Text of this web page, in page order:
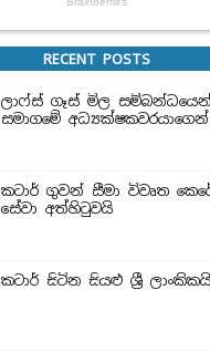
RECENT POSTS
ලාෆ්ස් ගෑස් මිල
සමාගමේ අධ්‍යක්ෂකවරයාගෙන්
කටාර් ගුවන් සීමා විවෘත
සේවා අත්හි‍ටුවයි
කටාර් සිටින සියළු ශ්‍රී